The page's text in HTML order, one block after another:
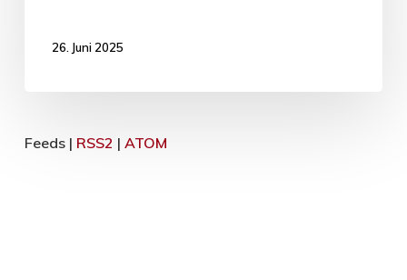
26. Juni 2025
Feeds | RSS2 | ATOM